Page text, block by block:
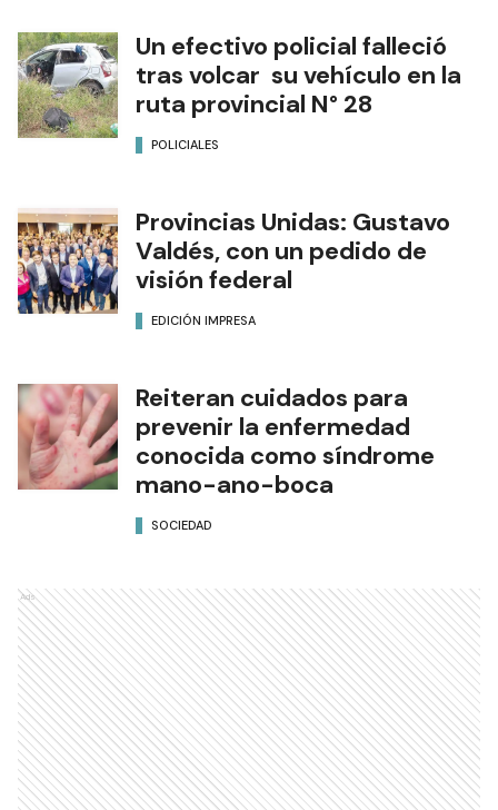
Un efectivo policial falleció
tras volcar su vehículo en la
ruta provincial N° 28
POLICIALES
Provincias Unidas: Gustavo
Valdés, con un pedido de
visión federal
EDICIÓN IMPRESA
Reiteran cuidados para
prevenir la enfermedad
conocida como síndrome
mano-ano-boca
SOCIEDAD
Ads